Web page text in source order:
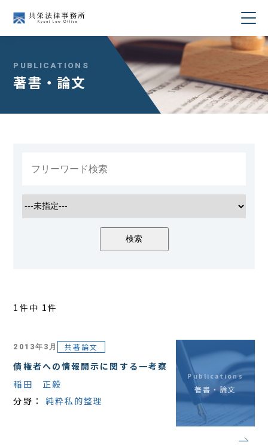
業務分野
コラム
PUBLICATIONS
著書・論文
1件中 1件
2013年3月 共著論文
債権者への情報開示に関する一考察
稲田 正毅
分野： 純粋私的整理
Publications
著書・論文